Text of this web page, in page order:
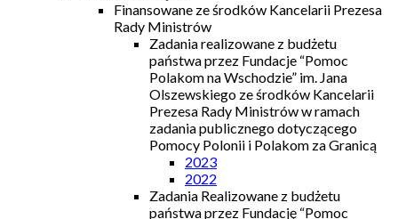
Finansowane ze środków Kancelarii Prezesa
Rady Ministrów
Zadania realizowane z budżetu
państwa przez Fundacje “Pomoc
Polakom na Wschodzie” im. Jana
Olszewskiego ze środków Kancelarii
Prezesa Rady Ministrów w ramach
zadania publicznego dotyczącego
Pomocy Polonii i Polakom za Granicą
2023
2022
Zadania Realizowane z budżetu
państwa przez Fundację “Pomoc